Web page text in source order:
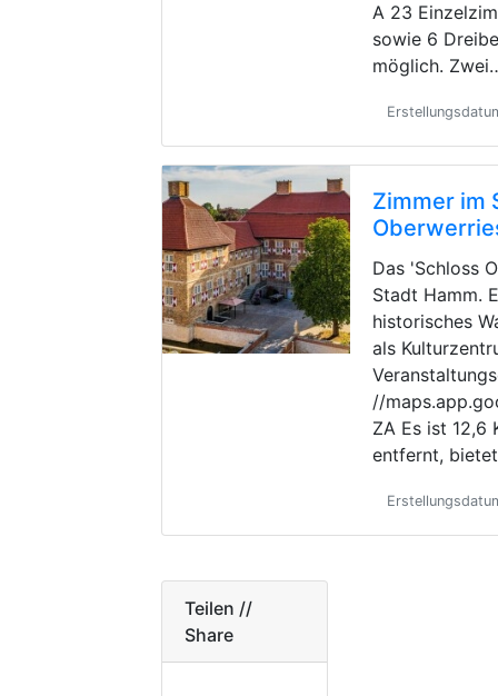
A 23
sowie 6
möglich.
Zimmer im
Das 'Schloss
Stadt Hamm.
historisches
als
//
ZA Es ist 12,6
entfernt,
Teilen //
Share